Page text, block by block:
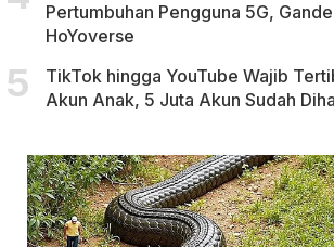
Pertumbuhan Pengguna 5G,
HoYoverse
TikTok hingga YouTube Wajib
Akun Anak, 5 Juta Akun Sudah